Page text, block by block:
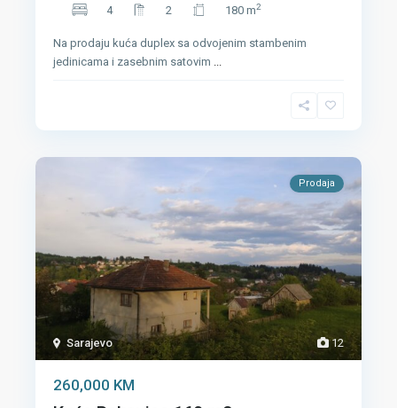
4 2 180 m2
Na prodaju kuća duplex sa odvojenim stambenim
jedinicama i zasebnim satovim
12
Sarajevo
Prodaja
260,000 KM